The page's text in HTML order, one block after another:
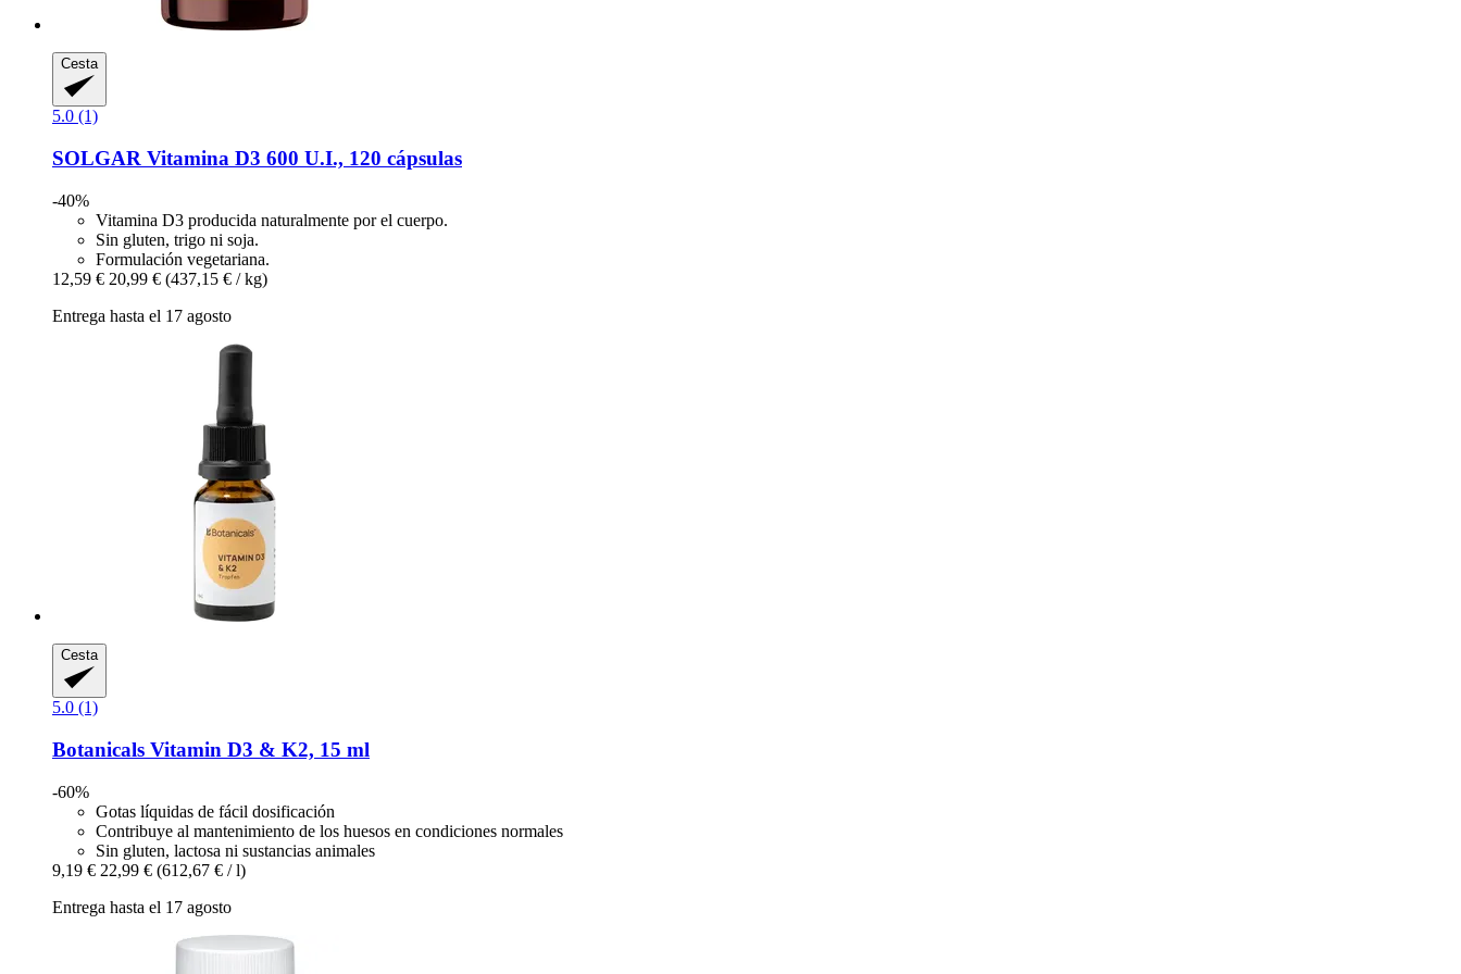
Cesta
5.0 (1)
SOLGAR Vitamina D3 600 U.I., 120 cápsulas
-40%
Vitamina D3 producida naturalmente por el cuerpo.
Sin gluten, trigo ni soja.
Formulación vegetariana.
12,59 € 20,99 € (437,15 € / kg)
Entrega hasta el 17 agosto
Cesta
5.0 (1)
Botanicals Vitamin D3 & K2, 15 ml
-60%
Gotas líquidas de fácil dosificación
Contribuye al mantenimiento de los huesos en condiciones normales
Sin gluten, lactosa ni sustancias animales
9,19 € 22,99 € (612,67 € / l)
Entrega hasta el 17 agosto